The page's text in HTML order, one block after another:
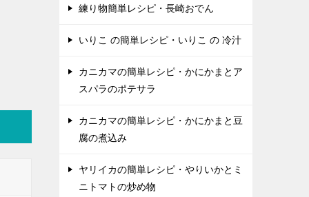
練り物簡単レシピ・長崎おでん
いりこ の簡単レシピ・いりこ の 冷汁
カニカマの簡単レシピ・かにかまとア
スパラのポテサラ
カニカマの簡単レシピ・かにかまと豆
腐の煮込み
ヤリイカの簡単レシピ・やりいかとミ
ニトマトの炒め物